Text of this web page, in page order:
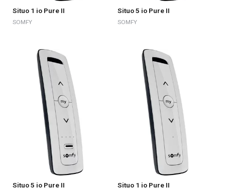
Situo 1 io Pure II
SOMFY
Situo 5 io Pure II
SOMFY
Situo 5 io Pure II Situo 1 io Pure II